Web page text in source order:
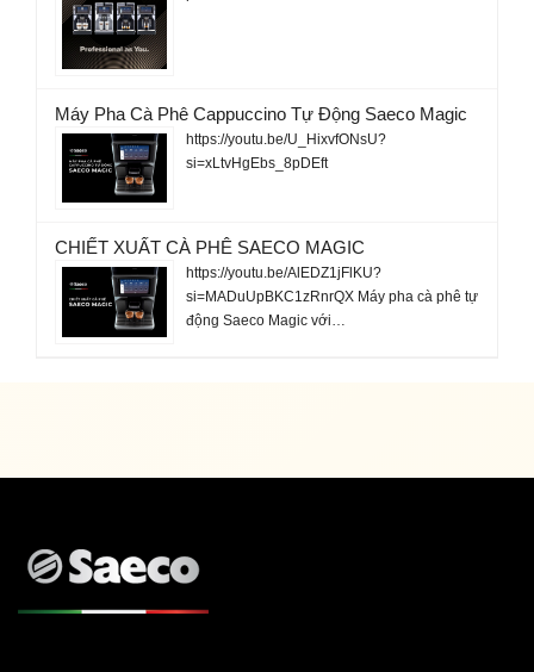
Máy Pha Cà Phê Cappuccino Tự Động Saeco Magic
https://youtu.be/U_HixvfONsU?
si=xLtvHgEbs_8pDEft
CHIẾT XUẤT CÀ PHÊ SAECO MAGIC
https://youtu.be/AlEDZ1jFlKU?
si=MADuUpBKC1zRnrQX Máy pha cà phê tự
động Saeco Magic với…